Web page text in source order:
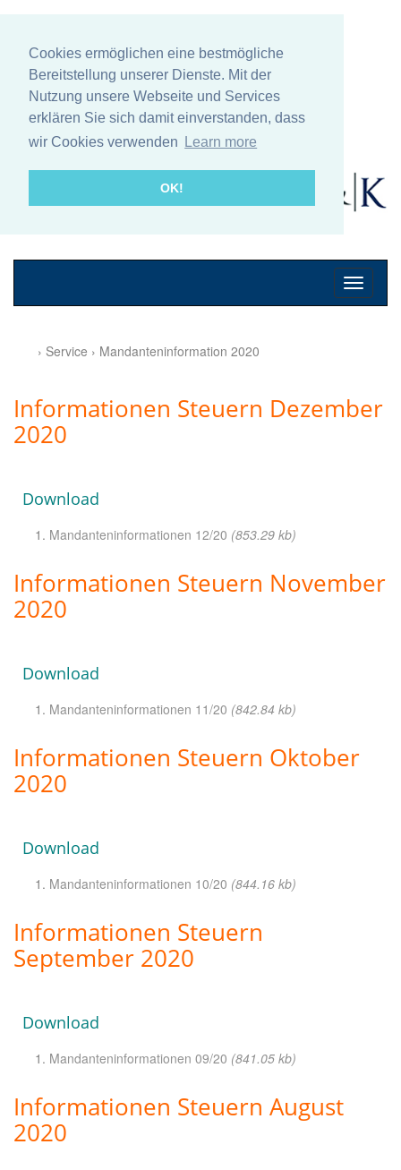
Cookies ermöglichen eine bestmögliche
Bereitstellung unserer Dienste. Mit der
Nutzung unsere Webseite und Services
erklären Sie sich damit einverstanden, dass
wir Cookies verwenden
Learn more
OK!
Mobile
› Service › Mandanteninformation 2020
Informationen Steuern Dezember
2020
Download
Mandanteninformationen 12/20 (853.29 kb)
Informationen Steuern November
2020
Download
Mandanteninformationen 11/20 (842.84 kb)
Informationen Steuern Oktober
2020
Download
Mandanteninformationen 10/20 (844.16 kb)
Informationen Steuern
September 2020
Download
Mandanteninformationen 09/20 (841.05 kb)
Informationen Steuern August
2020